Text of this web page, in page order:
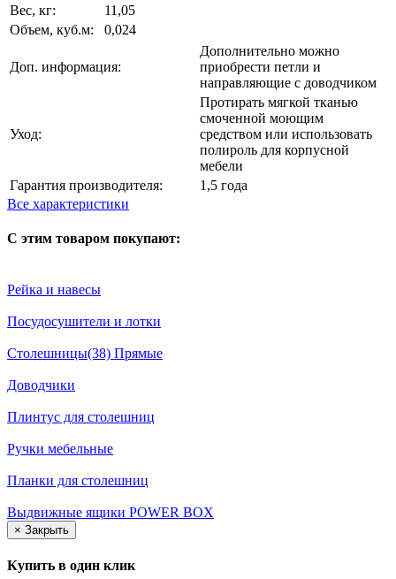
Вес, кг:
11,05
Объем, куб.м:
0,024
Доп. информация:
Дополнительно можно
приобрести петли и
направляющие с доводчиком
Уход:
Протирать мягкой тканью
смоченной моющим
средством или использовать
полироль для корпусной
мебели
Гарантия производителя:
1,5 года
Все характеристики
С этим товаром покупают:
Рейка и навесы
Посудосушители и лотки
Столешницы(38) Прямые
Доводчики
Плинтус для столешниц
Ручки мебельные
Планки для столешниц
Выдвижные ящики POWER BOX
× Закрыть
Купить в один клик